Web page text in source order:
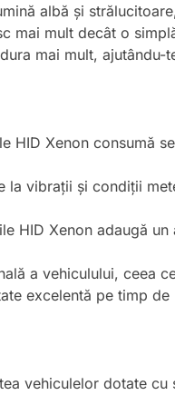
albă și
mai mult decât o
mai mult, ajutându-
HID Xenon consumă
la vibrații și condiții
HID Xenon adaugă
a vehiculului, ceea
excelentă pe timp
vehiculelor dotate